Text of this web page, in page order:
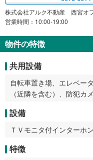
株式会社アルク不動産 西宮オ
営業時間：10:00-19:00
物件の特徴
共用設備
自転車置き場、エレベー
（近隣を含む）、防犯カ
設備
ＴＶモニタ付インターホン
特徴